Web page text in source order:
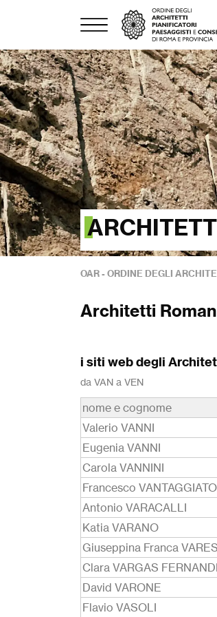
OAR - ORDINE DEGLI
Architetti
i siti web degli
da VAN a VEN
nome e cognome
Valerio VANNI
Eugenia VANNI
Carola VANNINI
Francesco VANTAGGIATO
Antonio VARACALLI
Katia VARANO
Giuseppina Franca
Clara VARGAS
David VARONE
Flavio VASOLI